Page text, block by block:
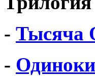
- Тысяча
-